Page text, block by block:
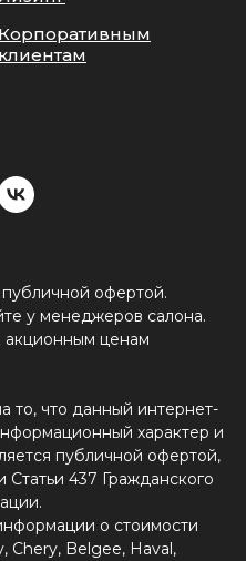
Корпоративным
клиентам
офертой.
у менеджеров салона.
акционным ценам
что данный интернет-
характер и
публичной офертой,
437 Гражданского
о стоимости
Chery, Belgee, Haval,